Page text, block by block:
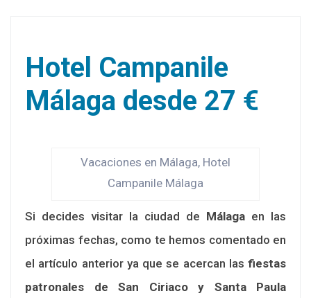
Hotel Campanile
Málaga desde 27 €
Vacaciones en Málaga, Hotel
Campanile Málaga
Si decides visitar la ciudad de Málaga en las
próximas fechas, como te hemos comentado en
el artículo anterior ya que se acercan las fiestas
patronales de San Ciriaco y Santa Paula